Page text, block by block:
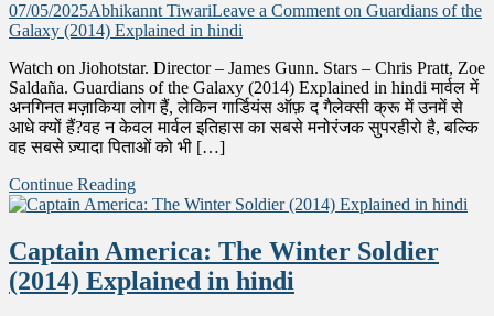
07/05/2025Abhikannt TiwariLeave a Comment on Guardians of the
Galaxy (2014) Explained in hindi
Watch on Jiohotstar. Director – James Gunn. Stars – Chris Pratt, Zoe
Saldaña. Guardians of the Galaxy (2014) Explained in hindi मार्वल में
अनगिनत मज़ाकिया लोग हैं, लेकिन गार्डियंस ऑफ़ द गैलेक्सी क्रू में उनमें से
आधे क्यों हैं?वह न केवल मार्वल इतिहास का सबसे मनोरंजक सुपरहीरो है, बल्कि
वह सबसे ज़्यादा पिताओं को भी […]
Continue Reading
Captain America: The Winter Soldier
(2014) Explained in hindi